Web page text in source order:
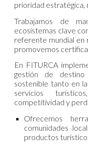
prioridad estratégica,
Trabajamos de
ecosistemas clave
referente mundial en
promovemos
En FITURCA
gestión de
sostenible tanto en
servicios
competitividad y
Ofrecemos
comunidades
productos